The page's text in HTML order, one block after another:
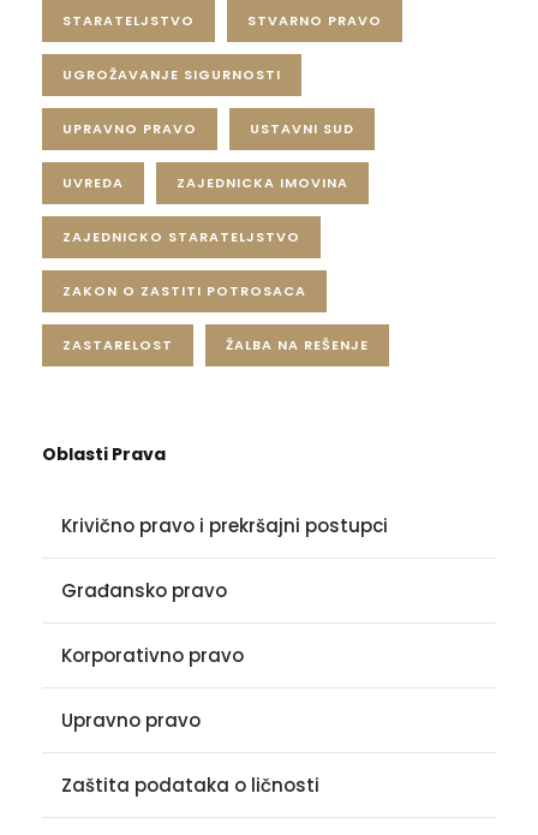
STARATELJSTVO STVARNO PRAVO
UGROŽAVANJE SIGURNOSTI
UPRAVNO PRAVO USTAVNI SUD
UVREDA ZAJEDNICKA IMOVINA
ZAJEDNICKO STARATELJSTVO
ZAKON O ZASTITI POTROSACA
ZASTARELOST ŽALBA NA REŠENJE
Oblasti Prava
Krivično pravo i prekršajni postupci
Građansko pravo
Korporativno pravo
Upravno pravo
Zaštita podataka o ličnosti